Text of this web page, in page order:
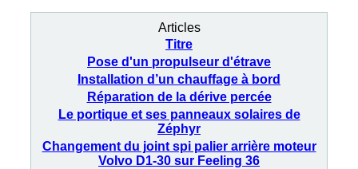
Articles
Titre
Pose d'un propulseur d'étrave
Installation d’un chauffage à bord
Réparation de la dérive percée
Le portique et ses panneaux solaires de
Zéphyr
Changement du joint spi palier arrière moteur
Volvo D1-30 sur Feeling 36